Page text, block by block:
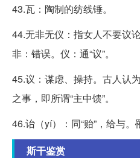
43.瓦：陶制的纺线锤。
44.无非无仪：指女人不要议
非：错误。仪：通“议”。
45.议：谋虑、操持。古人认
之事，即所谓“主中馈”。
46.诒（yí）：同“贻”，给与。
斯干鉴赏